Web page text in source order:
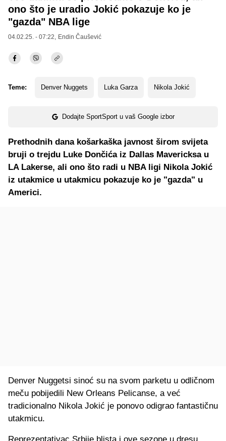
ono što je uradio Jokić pokazuje ko je
"gazda" NBA lige
04.02.25. - 07:22, Endin Čaušević
Teme: Denver Nuggets Luka Garza Nikola Jokić
Dodajte SportSport u vaš Google izbor
Prethodnih dana košarkaška javnost širom svijeta
bruji o trejdu Luke Dončića iz Dallas Mavericksa u
LA Lakerse, ali ono što radi u NBA ligi Nikola Jokić
iz utakmice u utakmicu pokazuje ko je "gazda" u
Americi.
Denver Nuggetsi sinoć su na svom parketu u odličnom
meču pobijedili New Orleans Pelicanse, a već
tradicionalno Nikola Jokić je ponovo odigrao fantastičnu
utakmicu.
Reprezentativac Srbije blista i ove sezone u dresu